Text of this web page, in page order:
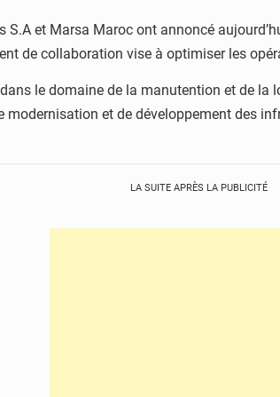
et Marsa Maroc ont annoncé
de collaboration vise à optimiser les
le domaine de la manutention et de
modernisation et de développement des
LA SUITE APRÈS LA PUBLICITÉ